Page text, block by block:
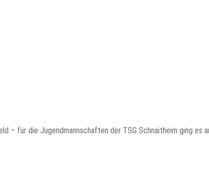
– für die Jugendmannschaften der TSG Schnaitheim ging es